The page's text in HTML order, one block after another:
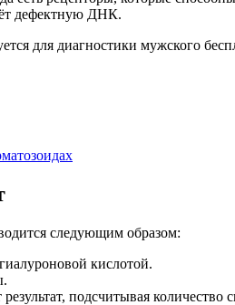
дефектную ДНК.
для диагностики мужского
следующим образом:
кислотой.
подсчитывая